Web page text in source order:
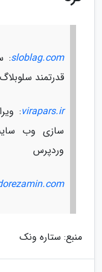
sloblag.com
:
قدرتمند سلوبلاگ
virapars.ir
:
سازی وب
وردپرس
منبع: ستاره ونک